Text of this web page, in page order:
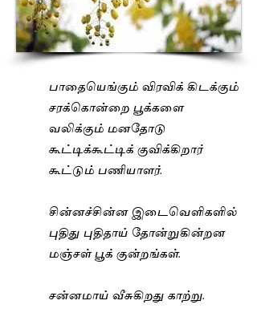
பாதையெங்கும் விரவிக் கிடக்கும்
சரக்கொன்றை பூக்களை
வலிக்கும் மனதோடு
கூட்டிக்கூட்டிக் குவிக்கிறார்
கூட்டும் பணியாளர்.
சின்னச்சின்ன இடைவெளிகளில்
புதிது புதிதாய் தோன்றுகின்றன
மஞ்சள் பூக் குன்றங்கள்.
சன்னமாய் வீசுகிறது காற்று.